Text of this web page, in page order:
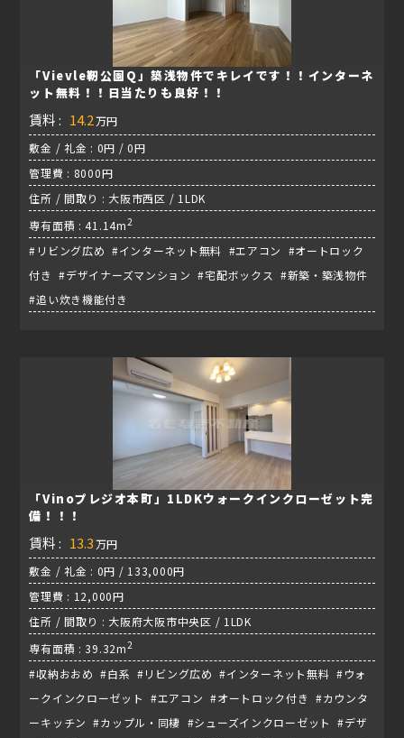
「Vievle靭公園Q」築浅物件でキレイです！！インターネ
ット無料！！日当たりも良好！！
賃料 : 14.2 万円
敷金 / 礼金 : 0円 / 0円
管理費 : 8000円
住所 / 間取り : 大阪市西区 / 1LDK
専有面積 : 41.14m2
#リビング広め #インターネット無料 #エアコン #オートロック
付き #デザイナーズマンション #宅配ボックス #新築・築浅物件
#追い炊き機能付き
「Vinoプレジオ本町」1LDKウォークインクローゼット完
備！！！
賃料 : 13.3 万円
敷金 / 礼金 : 0円 / 133,000円
管理費 : 12,000円
住所 / 間取り : 大阪府大阪市中央区 / 1LDK
専有面積 : 39.32m2
#収納おおめ #白系 #リビング広め #インターネット無料 #ウォ
ークインクローゼット #エアコン #オートロック付き #カウンタ
ーキッチン #カップル・同棲 #シューズインクローゼット #デザ